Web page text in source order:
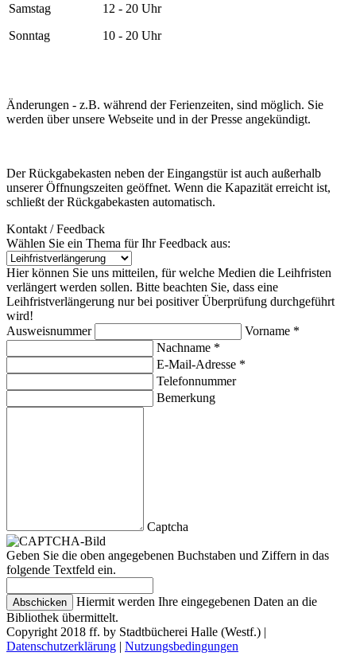
Samstag
Sonntag
12 - 20 Uhr
10 - 20 Uhr
Änderungen - z.B. während der Ferienzeiten, sind möglich. Sie
werden über unsere Webseite und in der Presse angekündigt.
Der Rückgabekasten neben der Eingangstür ist auch außerhalb
unserer Öffnungszeiten geöffnet. Wenn die Kapazität erreicht ist,
schließt der Rückgabekasten automatisch.
Kontakt / Feedback
Wählen Sie ein Thema für Ihr Feedback aus:
Hier können Sie uns mitteilen, für welche Medien die Leihfristen
verlängert werden sollen. Bitte beachten Sie, dass eine
Leihfristverlängerung nur bei positiver Überprüfung durchgeführt
wird!
Ausweisnummer
Vorname *
Nachname *
E-Mail-Adresse *
Telefonnummer
Bemerkung
Captcha
Geben Sie die oben angegebenen Buchstaben und Ziffern in das
folgende Textfeld ein.
Hiermit werden Ihre eingegebenen Daten an die
Bibliothek übermittelt.
Copyright 2018 ff. by Stadtbücherei Halle (Westf.) |
Datenschutzerklärung | Nutzungsbedingungen